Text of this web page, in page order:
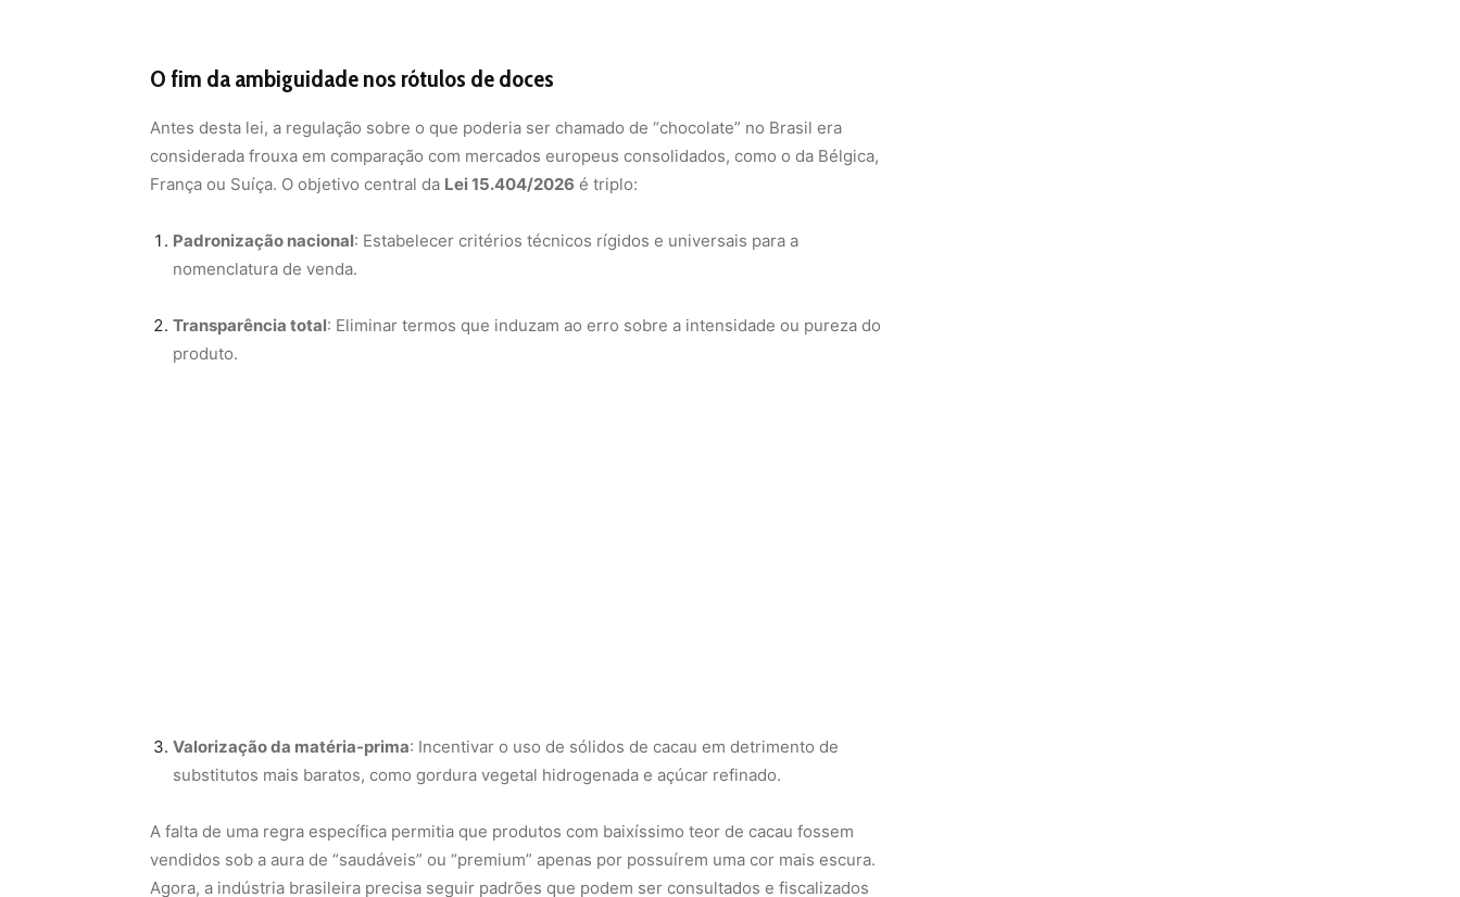
O fim da ambiguidade nos rótulos de doces
Antes desta lei, a regulação sobre o que poderia ser chamado de “chocolate” no Brasil era
considerada frouxa em comparação com mercados europeus consolidados, como o da Bélgica,
França ou Suíça. O objetivo central da Lei 15.404/2026 é triplo:
Padronização nacional: Estabelecer critérios técnicos rígidos e universais para a
nomenclatura de venda.
Transparência total: Eliminar termos que induzam ao erro sobre a intensidade ou pureza do
produto.
Valorização da matéria-prima: Incentivar o uso de sólidos de cacau em detrimento de
substitutos mais baratos, como gordura vegetal hidrogenada e açúcar refinado.
A falta de uma regra específica permitia que produtos com baixíssimo teor de cacau fossem
vendidos sob a aura de “saudáveis” ou “premium” apenas por possuírem uma cor mais escura.
Agora, a indústria brasileira precisa seguir padrões que podem ser consultados e fiscalizados